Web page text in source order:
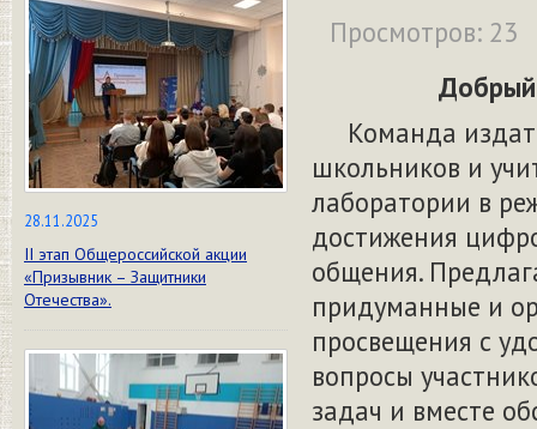
28.11.2025
II этап Общероссийской акции
«Призывник – Защитники
Отечества».
Просмотров: 23
Добрый
Команда
школьников и
лаборатории в
достижения
общения.
придуманные и
просвещения с
вопросы
задач и вместе